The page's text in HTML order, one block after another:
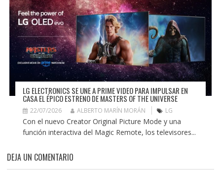
LG ELECTRONICS SE UNE A PRIME VIDEO PARA IMPULSAR EN
CASA EL ÉPICO ESTRENO DE MASTERS OF THE UNIVERSE
22/07/2026 ALBERTO MARÍN MORÁN LG
Con el nuevo Creator Original Picture Mode y una
función interactiva del Magic Remote, los televisores...
DEJA UN COMENTARIO